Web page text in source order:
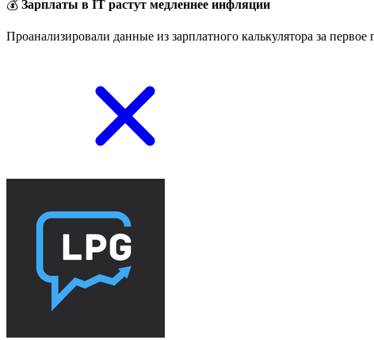
💰 Зарплаты в IT растут медленнее инфляции
Проанализировали данные из зарплатного калькулятора за